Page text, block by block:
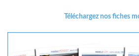
Téléchargez nos fiches